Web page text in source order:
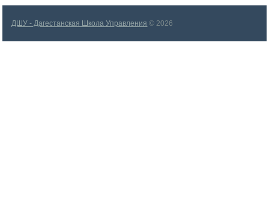
ДШУ - Дагестанская Школа Управления © 2026